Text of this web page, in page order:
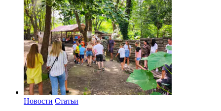
Новости Статьи